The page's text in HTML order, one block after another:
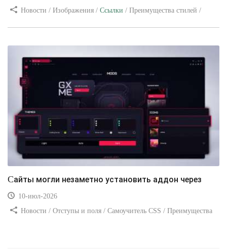
Новости / Изображения / Ссылки / Преимущества стилей /
Сайты могли незаметно установить аддон через
10-июл-2026
Новости / Отступы и поля / Самоучитель CSS / Преимущества